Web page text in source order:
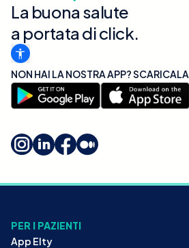
La buona salute
a portata di click.
NON HAI LA NOSTRA APP? SCARICALA
PER I PAZIENTI
App Elty